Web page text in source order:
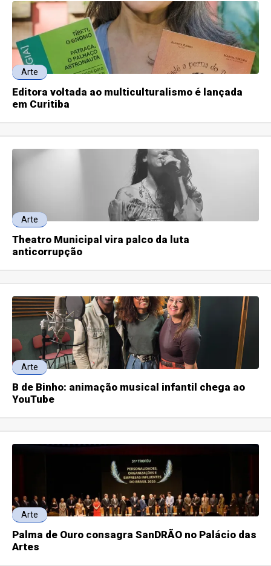
Arte
Editora voltada ao multiculturalismo é lançada
em Curitiba
Arte
Theatro Municipal vira palco da luta
anticorrupção
Arte
B de Binho: animação musical infantil chega ao
YouTube
Arte
Palma de Ouro consagra SanDRÃO no Palácio das
Artes